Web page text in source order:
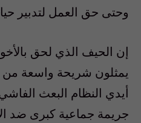
وحتى حق العمل لتدبير
إن الحيف الذي لحق
يمثلون شريحة واسعة من
أيدي النظام البعث
جريمة جماعية كبرى ضد